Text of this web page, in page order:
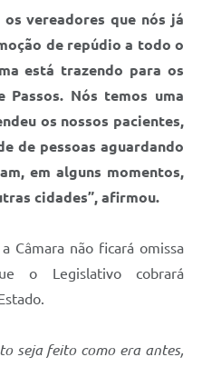
vereadores que nós já
de repúdio a todo o
está trazendo para os
Passos. Nós temos uma
os nossos pacientes,
de pessoas aguardando
em alguns momentos,
cidades”, afirmou.
não ficará omissa
o Legislativo cobrará
seja feito como era antes,